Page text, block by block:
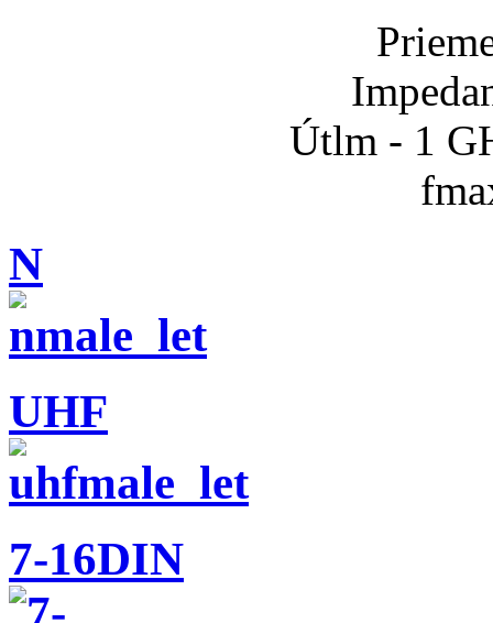
Útlm - 1
N
UHF
7-16DIN